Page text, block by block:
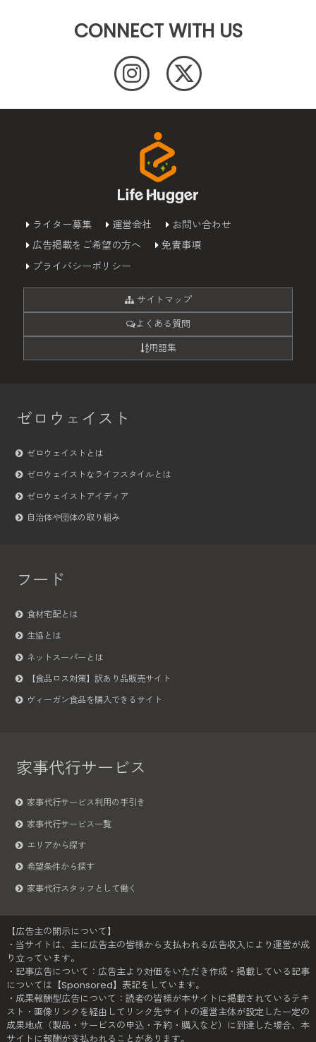
CONNECT WITH US
ライター募集 運営会社
お問い合わせ
広告掲載をご希望の方へ
免責事項
プライバシーポリシー
サイトマップ
よくある質問
用語集
ゼロウェイスト
ゼロウェイストとは
ゼロウェイストなライフスタイルとは
ゼロウェイストアイディア
自治体や団体の取り組み
フード
食材宅配とは
生協とは
ネットスーパーとは
【食品ロス対策】訳あり品販売サイト
ヴィーガン食品を購入できるサイト
家事代行サービス
家事代行サービス利用の手引き
家事代行サービス一覧
エリアから探す
希望条件から探す
家事代行スタッフとして働く
【広告主の開示について】
・当サイトは、主に広告主の皆様から支払われる広告収入により運営が成
り立っています。
・記事広告について：広告主より対価をいただき作成・掲載している記事
については【Sponsored】表記をしています。
・成果報酬型広告について：読者の皆様が本サイトに掲載されているテキ
スト・画像リンクを経由してリンク先サイトの運営主体が設定した一定の
成果地点（製品・サービスの申込・予約・購入など）に到達した場合、本
サイトに報酬が支払われることがあります。